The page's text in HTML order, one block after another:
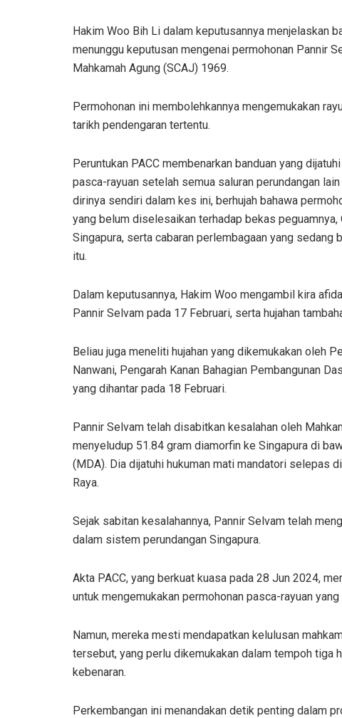
Hakim Woo Bih Li dalam keputusannya menjelaskan
menunggu keputusan mengenai permohonan Pannir
Mahkamah Agung (SCAJ) 1969.
Permohonan ini membolehkannya mengemukakan
tarikh pendengaran tertentu.
Peruntukan PACC membenarkan banduan yang
pasca-rayuan setelah semua saluran perundangan
dirinya sendiri dalam kes ini, berhujah bahawa
yang belum diselesaikan terhadap bekas
Singapura, serta cabaran perlembagaan yang sedang
itu.
Dalam keputusannya, Hakim Woo mengambil kira
Pannir Selvam pada 17 Februari, serta hujahan
Beliau juga meneliti hujahan yang dikemukakan oleh
Nanwani, Pengarah Kanan Bahagian Pembangunan
yang dihantar pada 18 Februari.
Pannir Selvam telah disabitkan kesalahan oleh
menyeludup 51.84 gram diamorfin ke Singapura di
(MDA). Dia dijatuhi hukuman mati mandatori selepas
Raya.
Sejak sabitan kesalahannya, Pannir Selvam telah
dalam sistem perundangan Singapura.
Akta PACC, yang berkuat kuasa pada 28 Jun 2024,
untuk mengemukakan permohonan pasca-rayuan
Namun, mereka mesti mendapatkan kelulusan
tersebut, yang perlu dikemukakan dalam tempoh tiga
kebenaran.
Perkembangan ini menandakan detik penting dalam